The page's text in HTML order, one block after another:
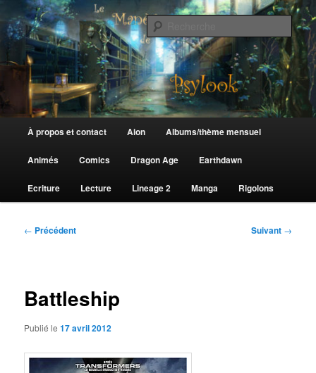
au
contenu
principalLe Manège de Psylook
principal
À propos et contact Aion Albums/thème mensuel
Animés Comics Dragon Age Earthdawn
Ecriture Lecture Lineage 2 Manga Rigolons
Navigation
← Précédent Suivant →
Battleship
Publié le17 avril 2012